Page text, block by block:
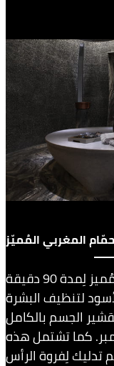
المغربي المُميّز
تمتد تجربة الحمّام المغربي المُميز لِمدة 90 دقيقة
لتنظيف البشرة
الجسم بالكامل
كما تشتمل هذه
تدليك لِفروة الرأس